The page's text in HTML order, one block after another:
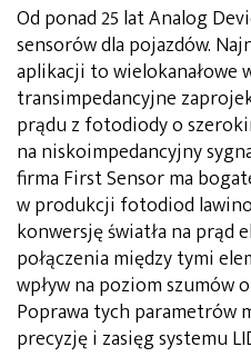
Od ponad 25 lat Analog
sensorów dla pojazdów.
aplikacji to wielokanałowe
transimpedancyjne
prądu z fotodiody o
na niskoimpedancyjny
firma First Sensor ma
w produkcji fotodiod
konwersję światła na prąd
połączenia między tymi
wpływ na poziom szumów
Poprawa tych parametrów
precyzję i zasięg systemu